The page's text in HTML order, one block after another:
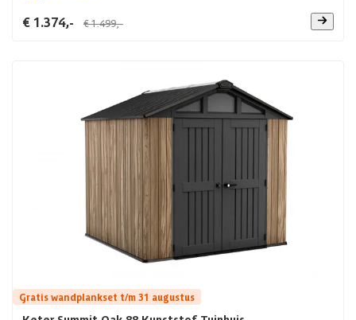
€ 1.374,- € 1.499,-
Gratis wandplankset t/m 31 augustus